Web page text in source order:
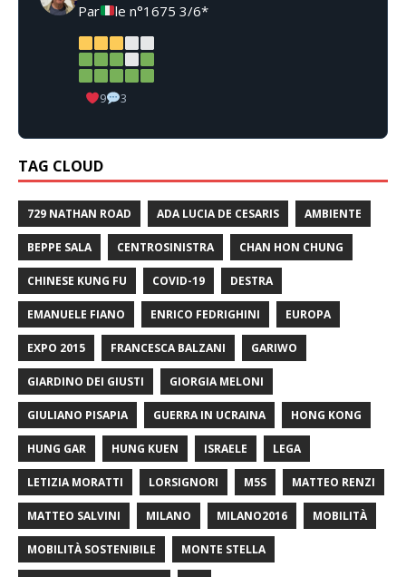
Par le n°1675 3/6*
9 3
TAG CLOUD
729 NATHAN ROAD ADA LUCIA DE CESARIS AMBIENTE
BEPPE SALA CENTROSINISTRA CHAN HON CHUNG
CHINESE KUNG FU COVID-19 DESTRA
EMANUELE FIANO ENRICO FEDRIGHINI EUROPA
EXPO 2015 FRANCESCA BALZANI GARIWO
GIARDINO DEI GIUSTI GIORGIA MELONI
GIULIANO PISAPIA GUERRA IN UCRAINA HONG KONG
HUNG GAR HUNG KUEN ISRAELE LEGA
LETIZIA MORATTI LORSIGNORI M5S MATTEO RENZI
MATTEO SALVINI MILANO MILANO2016 MOBILITÀ
MOBILITÀ SOSTENIBILE MONTE STELLA